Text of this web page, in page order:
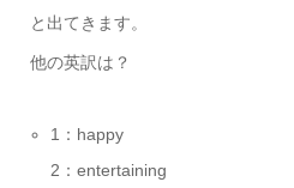
と出てきます。
他の英訳は？
1：happy
2：entertaining